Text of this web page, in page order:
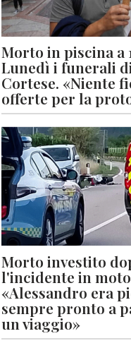
Morto in piscina a
Lunedì i funerali
Cortese. «Niente
offerte per la
Morto investito
l'incidente in
«Alessandro era
sempre pronto a
un viaggio»